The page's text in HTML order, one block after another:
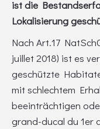
ist die
Lokalisierung
Nach Art.17
juillet 2018) ist es
geschützte
mit schlechtem
beeinträchtigen
grand-ducal du 1er